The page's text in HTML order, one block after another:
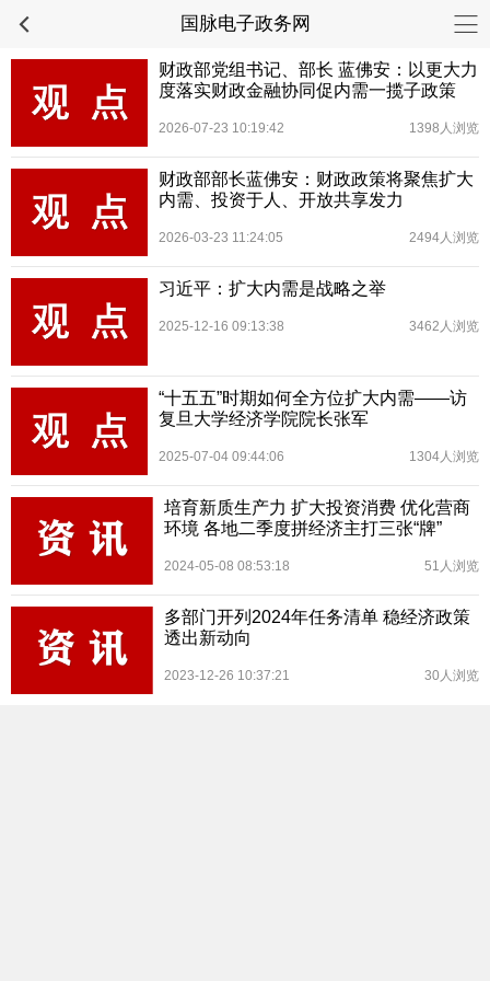
国脉电子政务网
财政部党组书记、部长 蓝佛安：以更大力
度落实财政金融协同促内需一揽子政策
2026-07-23 10:19:42 1398人浏览
财政部部长蓝佛安：财政政策将聚焦扩大
内需、投资于人、开放共享发力
2026-03-23 11:24:05 2494人浏览
习近平：扩大内需是战略之举
2025-12-16 09:13:38 3462人浏览
“十五五”时期如何全方位扩大内需——访
复旦大学经济学院院长张军
2025-07-04 09:44:06 1304人浏览
培育新质生产力 扩大投资消费 优化营商
环境 各地二季度拼经济主打三张“牌”
2024-05-08 08:53:18 51人浏览
多部门开列2024年任务清单 稳经济政策
透出新动向
2023-12-26 10:37:21 30人浏览